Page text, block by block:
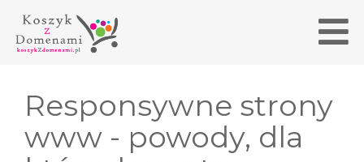
Responsywne strony
www - powody, dla